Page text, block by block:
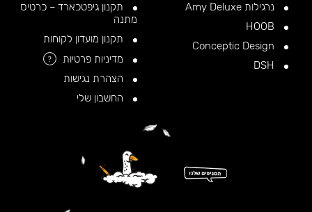
נרגילות Amy Deluxe
תקנון גיפטכארד – כרטיס
מתנה
תקנון מועדון לקוחות
מדיניות פרטיות
?
הצהרת נגישות
החשבון שלי